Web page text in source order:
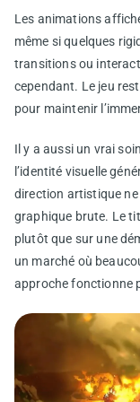
Les animations
même si quelques
transitions ou
cependant. Le jeu
pour maintenir
Il y a aussi un vrai
l’identité visuelle
direction artistique
graphique brute. Le
plutôt que sur une
un marché où
approche fonctionne